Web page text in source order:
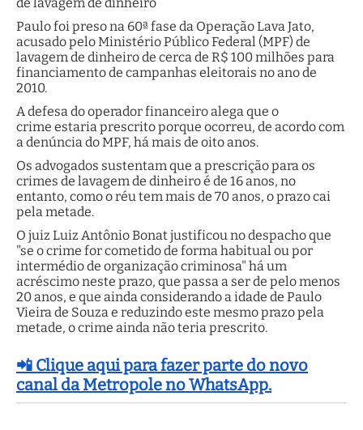
Paulo foi preso na 60ª fase da Operação Lava Jato,
acusado pelo Ministério Público Federal (MPF) de
lavagem de dinheiro de cerca de R$ 100 milhões para
financiamento de campanhas eleitorais no ano de
2010.
A defesa do operador financeiro alega que o
crime estaria prescrito porque ocorreu, de acordo com
a denúncia do MPF, há mais de oito anos.
Os advogados sustentam que a prescrição para os
crimes de lavagem de dinheiro é de 16 anos, no
entanto, como o réu tem mais de 70 anos, o prazo cai
pela metade.
O juiz Luiz Antônio Bonat justificou no despacho que
"se o crime for cometido de forma habitual ou por
intermédio de organização criminosa" há um
acréscimo neste prazo, que passa a ser de pelo menos
20 anos, e que ainda considerando a idade de Paulo
Vieira de Souza e reduzindo este mesmo prazo pela
metade, o crime ainda não teria prescrito.
📲 Clique aqui para fazer parte do novo
canal da Metropole no WhatsApp.